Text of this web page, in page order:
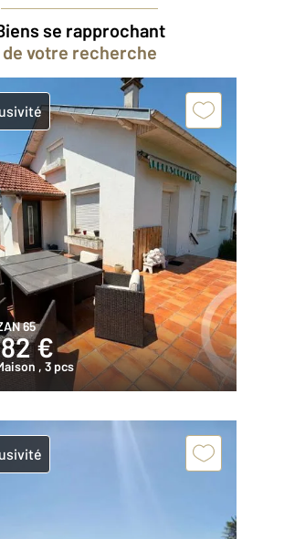
se rapprochant
de votre recherche
65
€
, 3 pcs